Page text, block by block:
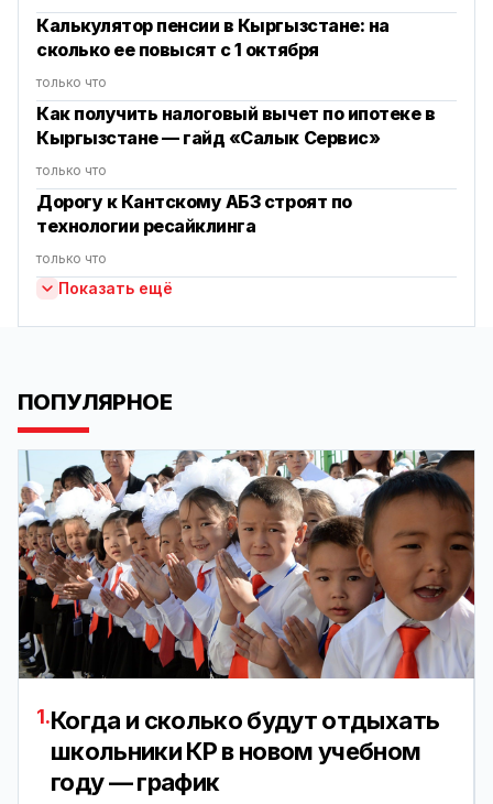
Калькулятор пенсии в Кыргызстане: на
сколько ее повысят с 1 октября
только что
Как получить налоговый вычет по ипотеке в
Кыргызстане — гайд «Салык Сервис»
только что
Дорогу к Кантскому АБЗ строят по
технологии ресайклинга
только что
Показать ещё
ПОПУЛЯРНОЕ
1.Когда и сколько будут отдыхать
школьники КР в новом учебном
году — график